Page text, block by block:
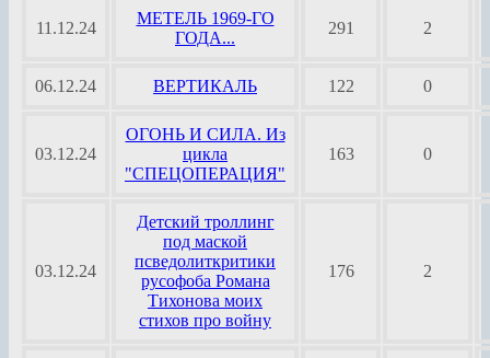
11.12.24
МЕТЕЛЬ 1969-ГО
ГОДА...
291 2
06.12.24 ВЕРТИКАЛЬ 122 0
03.12.24
ОГОНЬ И СИЛА. Из
цикла
"СПЕЦОПЕРАЦИЯ"
163 0
03.12.24
Детский троллинг
под маской
псведолиткритики
русофоба Романа
Тихонова моих
стихов про войну
176 2